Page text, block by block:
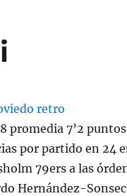
promedia 7’2
por partido en 24
79ers a las
Hernández-